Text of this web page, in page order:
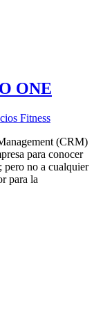
ONE
Fitness
(CRM)
para conocer
pero no a cualquier
para la